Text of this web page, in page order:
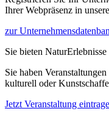
Ihrer Webpräsenz in
zur
Sie bieten NaturErlebnisse
Sie haben
kulturell oder
Jetzt Veranstaltung